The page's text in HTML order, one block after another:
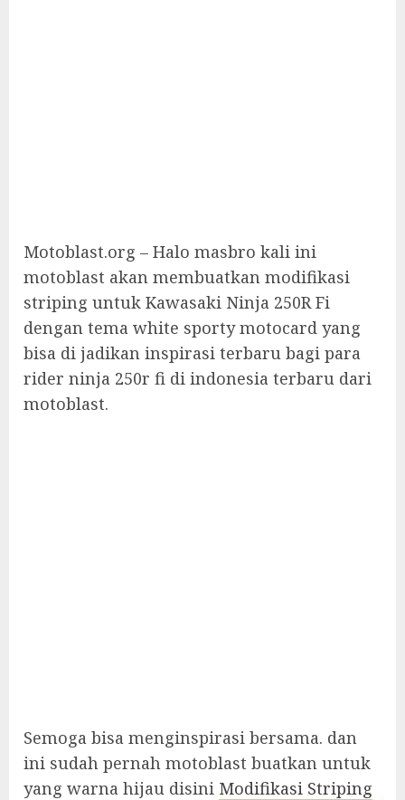
Motoblast.org – Halo masbro kali ini
motoblast akan membuatkan modifikasi
striping untuk Kawasaki Ninja 250R Fi
dengan tema white sporty motocard yang
bisa di jadikan inspirasi terbaru bagi para
rider ninja 250r fi di indonesia terbaru dari
motoblast.
Semoga bisa menginspirasi bersama. dan
ini sudah pernah motoblast buatkan untuk
yang warna hijau disini Modifikasi Striping